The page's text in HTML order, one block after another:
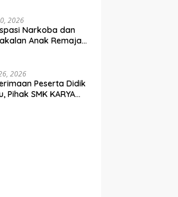
2026
Narkoba dan
Anak Remaja,
2026
Peserta Didik
Pihak SMK KARYA